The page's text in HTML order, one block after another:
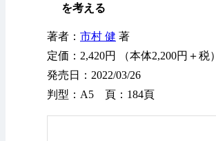
を考える
著者： 市村 健 著
定価：2,420円 （本体2,200円＋税）
発売日：2022/03/26
判型：A5 頁：184頁